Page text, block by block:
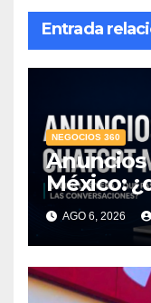
Entrada
NEGOCIOS 360
Anuncios
México:
pasará
AGO 6, 2026